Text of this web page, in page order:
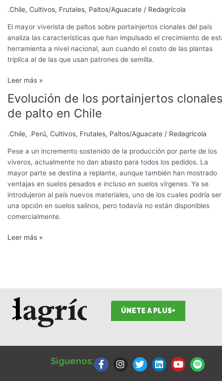
.Chile, Cultivos, Frutales, Paltos/Aguacate / Redagrícola
El mayor viverista de paltos sobre portainjertos clonales del país
analiza las características que han impulsado el crecimiento de
herramienta a nivel nacional, aun cuando el costo de las plantas
triplica al de las que usan patrones de semilla.
para
renovación
de
la
industria
palto
Leer más »
Evolución de los portainjertos clonales
de palto en Chile
.Chile, .Perú, Cultivos, Frutales, Paltos/Aguacate / Redagrícola
Pese a un incremento sostenido de la producción por parte de los
viveros, actualmente no dan abasto para todos los pedidos. La
mayor parte se destina a replante, aunque también han mostrado
ventajas en suelos pesados e incluso en suelos vírgenes. Ya se
introdujeron al país nuevos materiales, uno de los cuales podría ser
una opción en suelos salinos, pero todavía no están disponibles
comercialmente.
Evolución
de
los
portainjertos
clonales
de
palto
en
Chile
Leer más »
ÚNETE A PLUS+
Siguenos:
a
c
n
s
w
i
i
n
o
u
p
o